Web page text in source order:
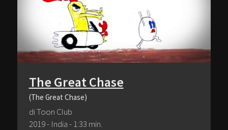
The Great Chase
(The Great Chase)
di Toon Club
2019 - India - 1:33 min.